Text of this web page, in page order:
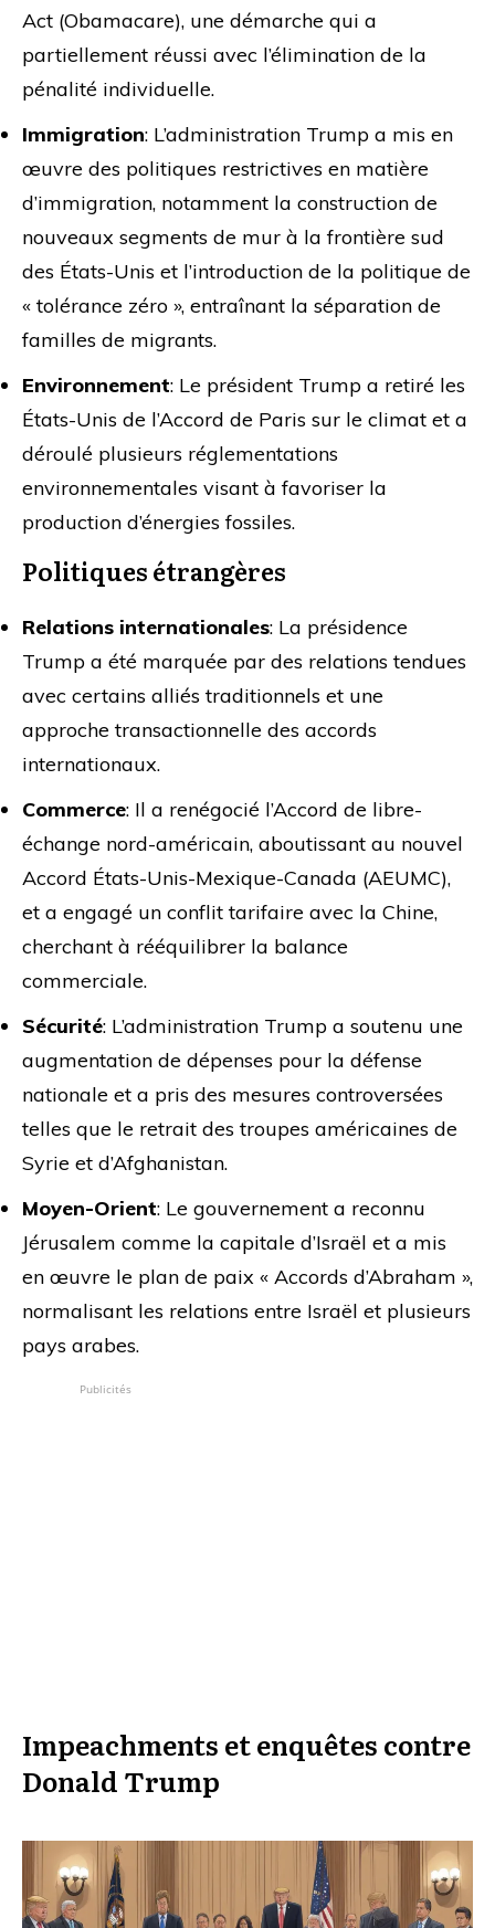
Act (Obamacare), une démarche qui a
partiellement réussi avec l’élimination de la
pénalité individuelle.
Immigration: L’administration Trump a mis en
œuvre des politiques restrictives en matière
d’immigration, notamment la construction de
nouveaux segments de mur à la frontière sud
des États-Unis et l’introduction de la politique de
« tolérance zéro », entraînant la séparation de
familles de migrants.
Environnement: Le président Trump a retiré les
États-Unis de l’Accord de Paris sur le climat et a
déroulé plusieurs réglementations
environnementales visant à favoriser la
production d’énergies fossiles.
Politiques étrangères
Relations internationales: La présidence
Trump a été marquée par des relations tendues
avec certains alliés traditionnels et une
approche transactionnelle des accords
internationaux.
Commerce: Il a renégocié l’Accord de libre-
échange nord-américain, aboutissant au nouvel
Accord États-Unis-Mexique-Canada (AEUMC),
et a engagé un conflit tarifaire avec la Chine,
cherchant à rééquilibrer la balance
commerciale.
Sécurité: L’administration Trump a soutenu une
augmentation de dépenses pour la défense
nationale et a pris des mesures controversées
telles que le retrait des troupes américaines de
Syrie et d’Afghanistan.
Moyen-Orient: Le gouvernement a reconnu
Jérusalem comme la capitale d’Israël et a mis
en œuvre le plan de paix « Accords d’Abraham »,
normalisant les relations entre Israël et plusieurs
pays arabes.
Publicités
Impeachments et enquêtes contre
Donald Trump